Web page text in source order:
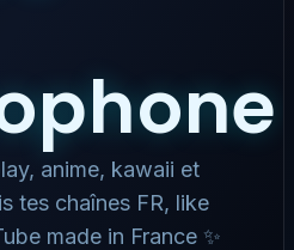
anime, kawaii et
tes chaînes FR, like
made in France ✨